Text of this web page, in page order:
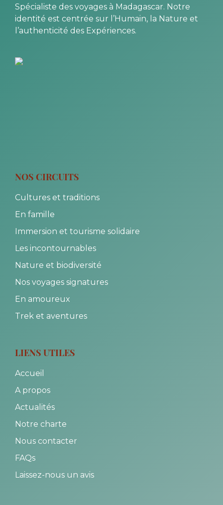
Spécialiste des voyages à Madagascar. Notre
identité est centrée sur l’Humain, la Nature et
l’authenticité des Expériences.
NOS CIRCUITS
Cultures et traditions
En famille
Immersion et tourisme solidaire
Les incontournables
Nature et biodiversité
Nos voyages signatures
En amoureux
Trek et aventures
LIENS UTILES
Accueil
A propos
Actualités
Notre charte
Nous contacter
FAQs
Laissez-nous un avis